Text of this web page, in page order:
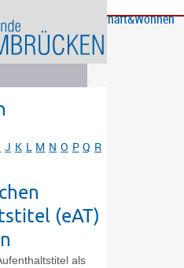
Rathaus
und
Politik
Wirtschaft&Wohnen
J K L M N O P Q R
(eAT)
als